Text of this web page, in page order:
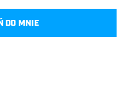
DO MNIE